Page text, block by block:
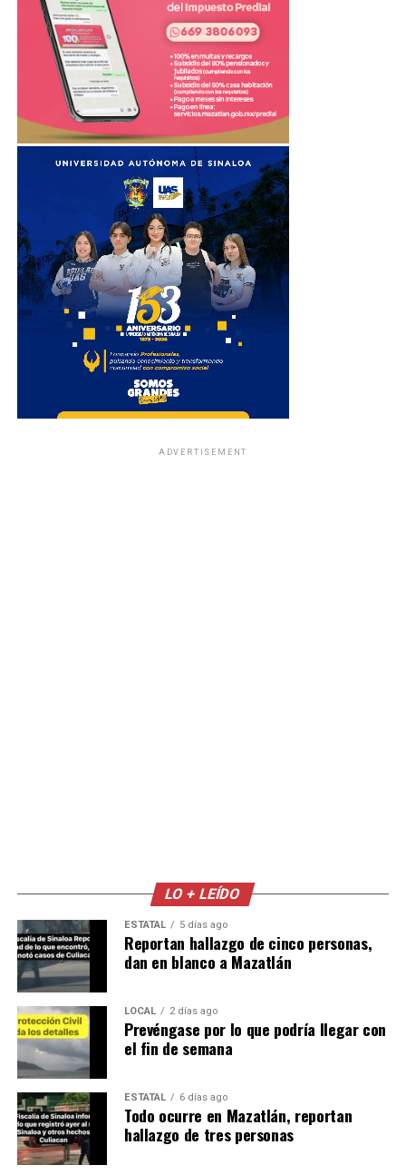
ADVERTISEMENT
LO + LEÍDO
ESTATAL 5 días ago
Reportan hallazgo de cinco personas,
dan en blanco a Mazatlán
LOCAL 2 días ago
Prevéngase por lo que podría llegar con
el fin de semana
ESTATAL 6 días ago
Todo ocurre en Mazatlán, reportan
hallazgo de tres personas